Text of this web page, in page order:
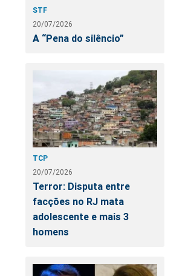
STF
20/07/2026
A “Pena do silêncio”
TCP
20/07/2026
Terror: Disputa entre
facções no RJ mata
adolescente e mais 3
homens